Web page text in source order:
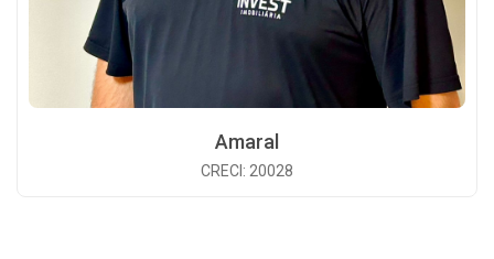
Amaral
CRECI: 20028